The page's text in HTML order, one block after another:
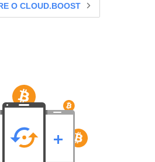
O CLOUD.BOOST